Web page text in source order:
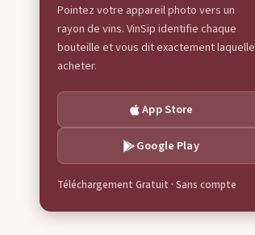
Pointez votre appareil photo vers un
rayon de vins. VinSip identifie chaque
bouteille et vous dit exactement laquelle
acheter.
App Store
Google Play
Téléchargement Gratuit · Sans compte